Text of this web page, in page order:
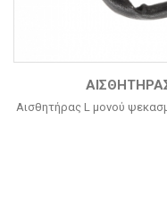
Αισθητήρας L μονού